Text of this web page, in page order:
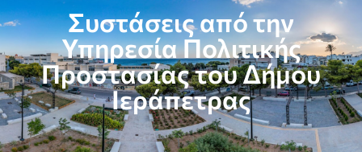
Συστάσεις από την
Υπηρεσία Πολιτικής
Προστασίας του Δήμου
Ιεράπετρας